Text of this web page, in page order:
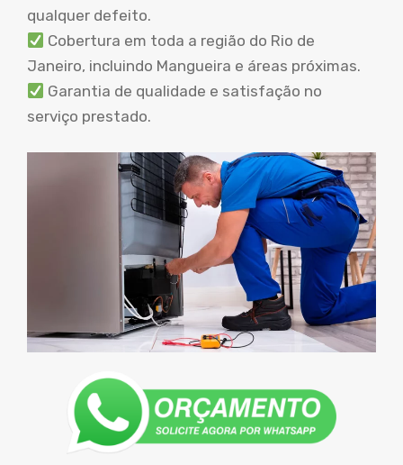
qualquer defeito.
Cobertura em toda a região do Rio de
Janeiro, incluindo Mangueira e áreas próximas.
Garantia de qualidade e satisfação no
serviço prestado.